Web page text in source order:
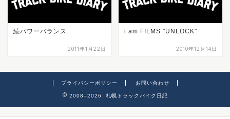
続パワーバランス
2011年1月22日
i am FILMS "UNLOCK"
2010年12月14日
プライバシーポリシー お問い合わせ
2008–2026 札幌トラックバイク日記